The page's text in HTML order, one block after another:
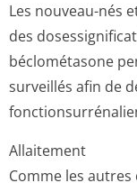
Les nouveau-nés
des
béclométasone
surveillés afin de
Allaitement
Comme les